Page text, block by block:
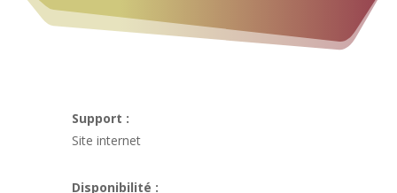
Support :
Site internet
Disponibilité :